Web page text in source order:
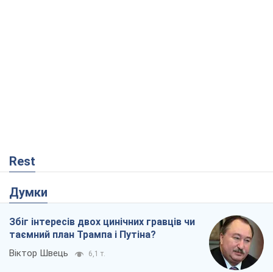
Rest
Думки
Збіг інтересів двох цинічних гравців чи
таємний план Трампа і Путіна?
Віктор Швець 6,1 т.